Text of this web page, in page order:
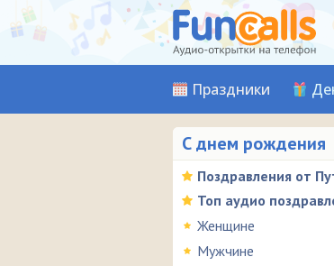
Праздники
С днем рождения
Поздравления от
Топ аудио
Женщине
Мужчине